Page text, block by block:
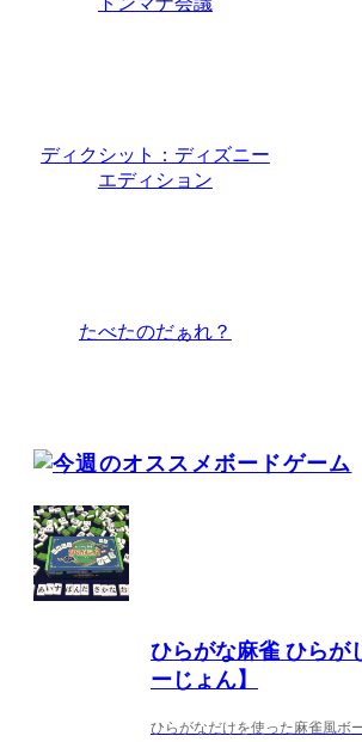
ディクシット：ディズニー
エディション
たべたのだぁれ？
ひらがな麻雀 ひらが
ーじょん】
ひらがなだけを使った麻雀風ボ